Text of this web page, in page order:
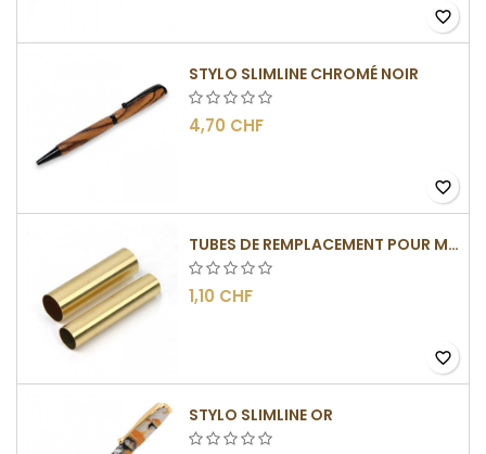
favorite_border
STYLO SLIMLINE CHROMÉ NOIR
4,70 CHF
favorite_border
TUBES DE REMPLACEMENT POUR MÉCANISME SLIMLINE
1,10 CHF
favorite_border
STYLO SLIMLINE OR